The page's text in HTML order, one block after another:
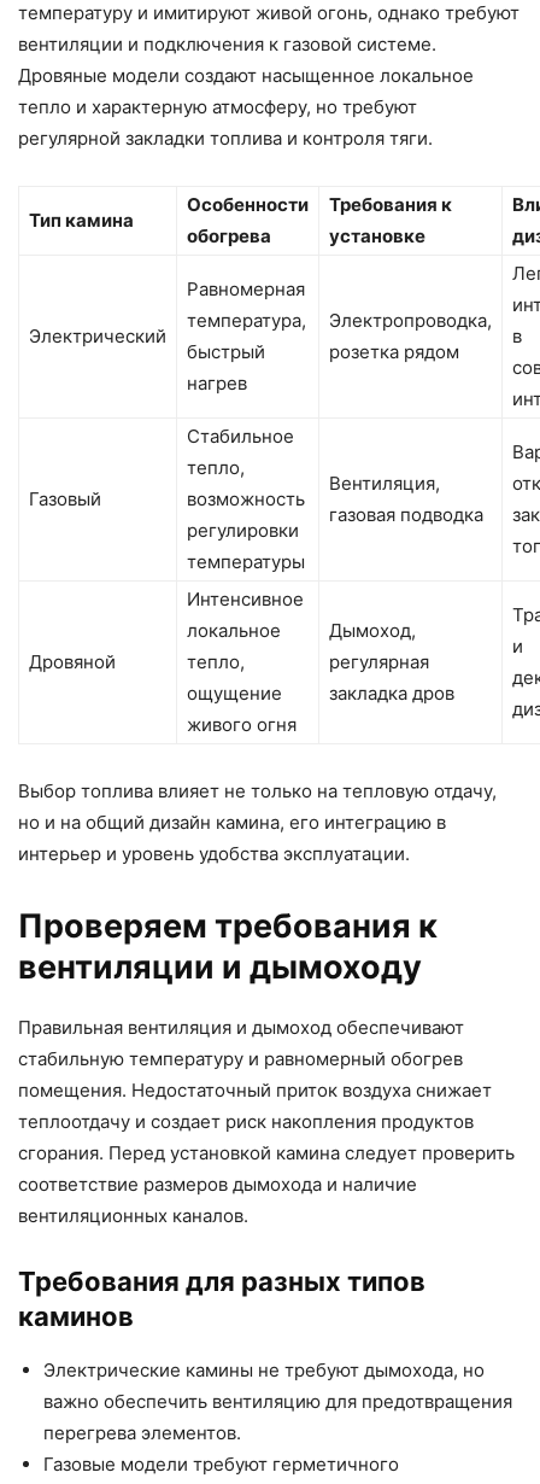
температуру и имитируют живой огонь, однако требуют
вентиляции и подключения к газовой системе.
Дровяные модели создают насыщенное локальное
тепло и характерную атмосферу, но требуют
регулярной закладки топлива и контроля тяги.
Тип камина
Особенности
обогрева
Требования к
установке
Электрический
Равномерная
температура,
быстрый
нагрев
Электропроводка,
розетка рядом
в
Газовый
Стабильное
тепло,
возможность
регулировки
температуры
Вентиляция,
газовая подводка
Дровяной
Интенсивное
локальное
тепло,
ощущение
живого огня
Дымоход,
регулярная
закладка дров
и
Выбор топлива влияет не только на тепловую отдачу,
но и на общий дизайн камина, его интеграцию в
интерьер и уровень удобства эксплуатации.
Проверяем требования к
вентиляции и дымоходу
Правильная вентиляция и дымоход обеспечивают
стабильную температуру и равномерный обогрев
помещения. Недостаточный приток воздуха снижает
теплоотдачу и создает риск накопления продуктов
сгорания. Перед установкой камина следует проверить
соответствие размеров дымохода и наличие
вентиляционных каналов.
Требования для разных типов
каминов
Электрические камины не требуют дымохода, но
важно обеспечить вентиляцию для предотвращения
перегрева элементов.
Газовые модели требуют герметичного